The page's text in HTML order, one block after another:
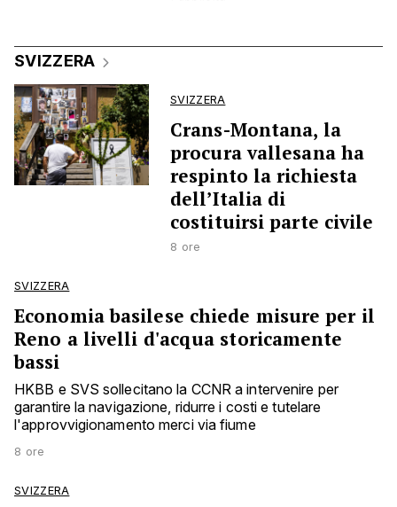
SVIZZERA
SVIZZERA
Crans-Montana, la
procura vallesana ha
respinto la richiesta
dell’Italia di
costituirsi parte civile
8 ore
SVIZZERA
Economia basilese chiede misure per il
Reno a livelli d'acqua storicamente
bassi
HKBB e SVS sollecitano la CCNR a intervenire per
garantire la navigazione, ridurre i costi e tutelare
l'approvvigionamento merci via fiume
8 ore
SVIZZERA